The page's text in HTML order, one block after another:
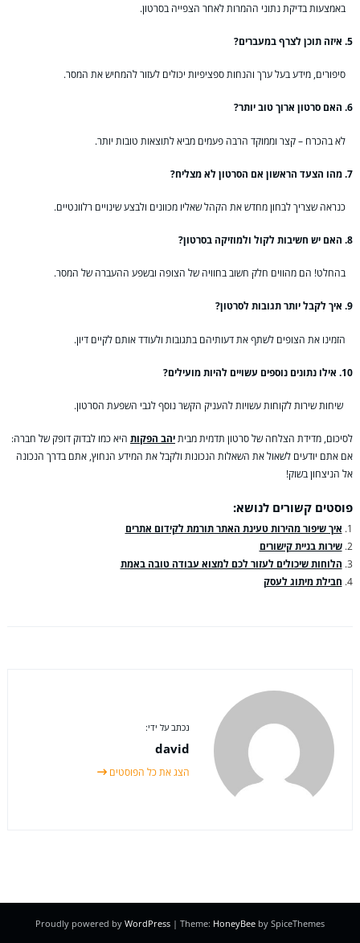
באמצעות בדיקת נתוני ההמרות לאחר הצפייה בסרטון.
5. איזה תוכן לצרף במעברים?
סיפורים, מידע בעל ערך והנחות ספציפיות יכולים לעזור להמחיש את המסר.
6. האם סרטון ארוך טוב יותר?
לא בהכרח – קצר וממוקד הרבה פעמים מביא לתוצאות טובות יותר.
7. מהו הצעד הראשון אם הסרטון לא מצליח?
כנראה שצריך לבחון מחדש את הקהל שאליו מכוונים ולבצע שינויים רלוונטיים.
8. האם יש חשיבות לקול ולמוזיקה בסרטון?
בהחלט! הם מהווים חלק חשוב בחוויה של הצופה ובשפע ההעברה של המסר.
9. איך לקבל יותר תגובות לסרטון?
הזמינו את הצופים לשתף את דעותיהם בתגובות ולעודד אותם לקיים דיון.
10. אילו נתונים נוספים עשויים להיות מועילים?
שיחות שירות לקוחות עשויות להעניק הקשר נוסף לגבי השפעת הסרטון.
לסיכום, מדידת הצלחה של סרטון תדמית מביתיהב הפקות היא כמו לבדוק דופק של חברה:
אם אתם יודעים לשאול את השאלות הנכונות ולקבל את המידע הנחוץ, אתם בדרך הנכונה
אל הניצחון בשוק!
פוסטים קשורים לנושא:
איך שיפור מהירות טעינת האתר תורמת לקידום אתרים
שירות בניית קישורים
הלוחות שיכולים לעזור לכם למצוא עבודה טובה באמת
חבילת מיתוג לעסק
נכתב על ידי:
david
הצג את כל הפוסטים
Proudly powered by WordPress | Theme: HoneyBee by SpiceThemes